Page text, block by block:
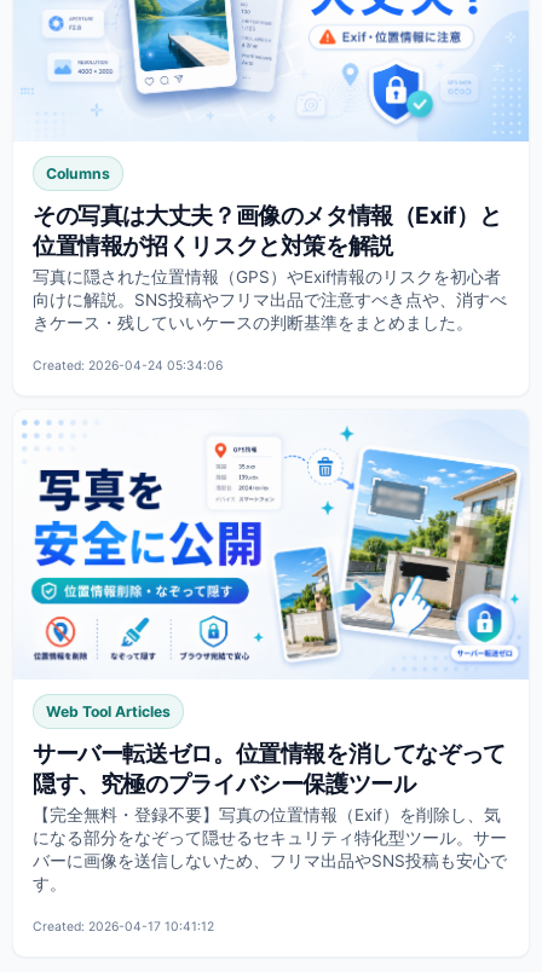
Columns
その写真は大丈夫？画像のメタ情報（Exif）と
位置情報が招くリスクと対策を解説
写真に隠された位置情報（GPS）やExif情報のリスクを初心者
向けに解説。SNS投稿やフリマ出品で注意すべき点や、消すべ
きケース・残していいケースの判断基準をまとめました。
Created: 2026-04-24 05:34:06
Web Tool Articles
サーバー転送ゼロ。位置情報を消してなぞって
隠す、究極のプライバシー保護ツール
【完全無料・登録不要】写真の位置情報（Exif）を削除し、気
になる部分をなぞって隠せるセキュリティ特化型ツール。サー
バーに画像を送信しないため、フリマ出品やSNS投稿も安心で
す。
Created: 2026-04-17 10:41:12